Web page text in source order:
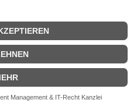
Nr.:910-001357
Wireless Presenter R400 -
Fernsteuerung - HF